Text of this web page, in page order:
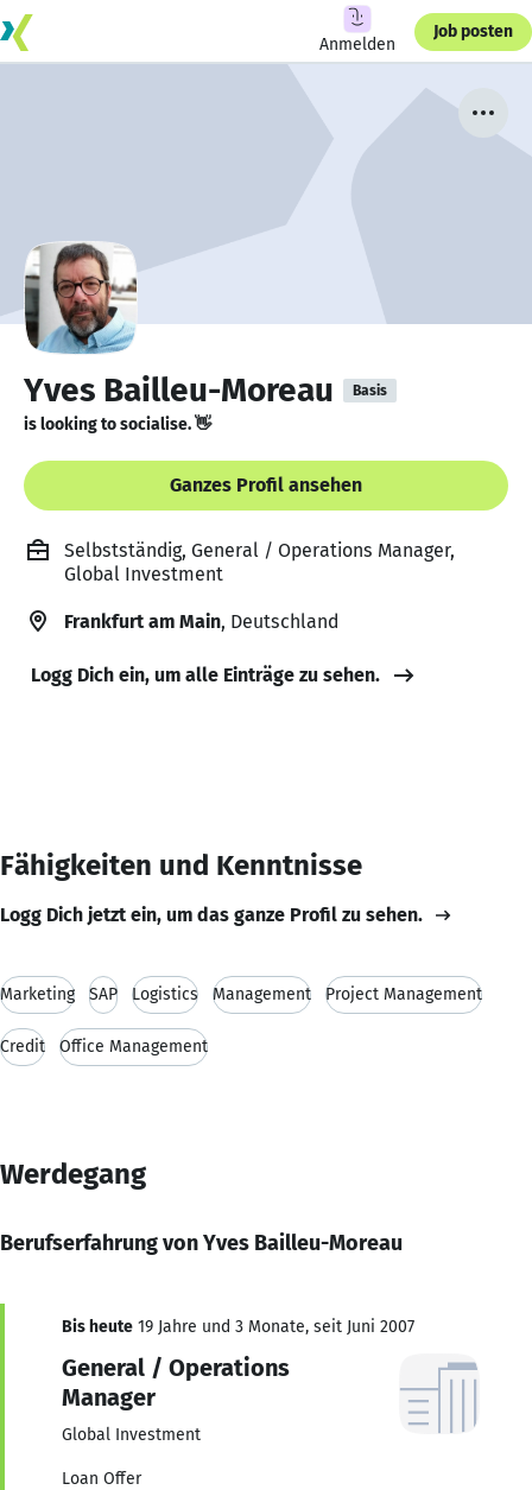
Anmelden
Job posten
Yves Bailleu-Moreau Basis
is looking to socialise. 👋
Ganzes Profil ansehen
Selbstständig, General / Operations Manager,
Global Investment
Frankfurt am Main, Deutschland
Logg Dich ein, um alle Einträge zu sehen.
Fähigkeiten und Kenntnisse
Logg Dich jetzt ein, um das ganze Profil zu sehen.
Marketing SAP Logistics Management Project Management
Credit Office Management
Werdegang
Berufserfahrung von Yves Bailleu-Moreau
Bis heute 19 Jahre und 3 Monate, seit Juni 2007
General / Operations
Manager
Global Investment
Loan Offer